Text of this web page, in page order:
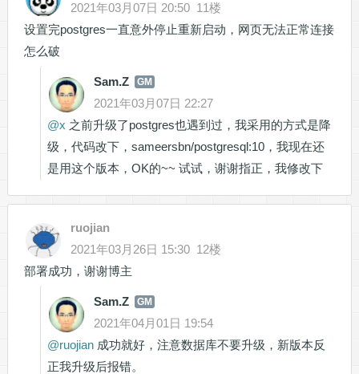
2021年03月07日 20:50 11楼
设置完postgres一直意外停止重新启动，网页无法正常连接
怎么破
Sam.Z GM
2021年03月07日 22:27
@x 之前升级了postgres也遇到过，我采用的方式是降
级，代码改下，sameersbn/postgresql:10，我现在还
是用这个版本，OK的~~ 试试，谢谢指正，我修改下
ruojian
2021年03月26日 15:30 12楼
部署成功，谢谢博主
Sam.Z GM
2021年04月01日 19:54
@ruojian成功就好，注意数据库不要升级，新版本反
正我升级后报错。